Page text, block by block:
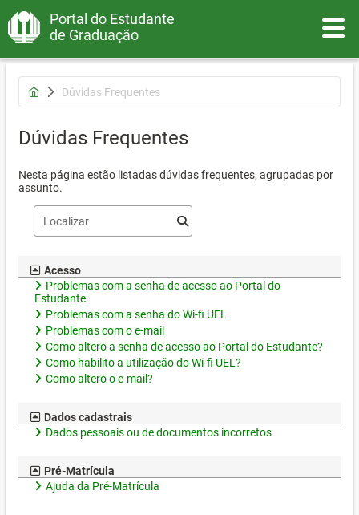
Portal do Estudante
de Graduação
Dúvidas Frequentes
Dúvidas Frequentes
Nesta página estão listadas dúvidas frequentes, agrupadas por
assunto.
Acesso
Problemas com a senha de acesso ao Portal do
Estudante
Problemas com a senha do Wi-fi UEL
Problemas com o e-mail
Como altero a senha de acesso ao Portal do Estudante?
Como habilito a utilização do Wi-fi UEL?
Como altero o e-mail?
Dados cadastrais
Dados pessoais ou de documentos incorretos
Pré-Matrícula
Ajuda da Pré-Matrícula